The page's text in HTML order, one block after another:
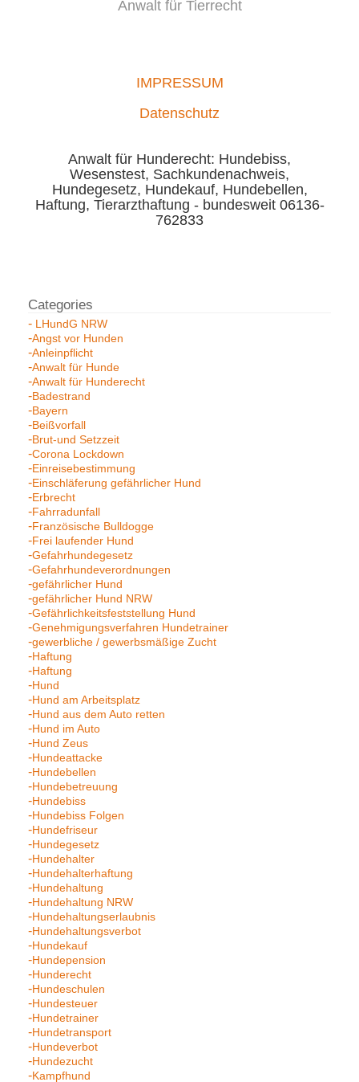
Anwalt für Tierrecht
IMPRESSUM
Datenschutz
Anwalt für Hunderecht: Hundebiss,
Wesenstest, Sachkundenachweis,
Hundegesetz, Hundekauf, Hundebellen,
Haftung, Tierarzthaftung - bundesweit 06136-
762833
LHundG NRW
Angst vor Hunden
Anleinpflicht
Anwalt für Hunde
Anwalt für Hunderecht
Badestrand
Bayern
Beißvorfall
Brut-und Setzzeit
Corona Lockdown
Einreisebestimmung
Einschläferung gefährlicher Hund
Erbrecht
Fahrradunfall
Französische Bulldogge
Frei laufender Hund
Gefahrhundegesetz
Gefahrhundeverordnungen
gefährlicher Hund
gefährlicher Hund NRW
Gefährlichkeitsfeststellung Hund
Genehmigungsverfahren Hundetrainer
gewerbliche / gewerbsmäßige Zucht
Haftung
Haftung
Hund
Hund am Arbeitsplatz
Hund aus dem Auto retten
Hund im Auto
Hund Zeus
Hundeattacke
Hundebellen
Hundebetreuung
Hundebiss
Hundebiss Folgen
Hundefriseur
Hundegesetz
Hundehalter
Hundehalterhaftung
Hundehaltung
Hundehaltung NRW
Hundehaltungserlaubnis
Hundehaltungsverbot
Hundekauf
Hundepension
Hunderecht
Hundeschulen
Hundesteuer
Hundetrainer
Hundetransport
Hundeverbot
Hundezucht
Kampfhund